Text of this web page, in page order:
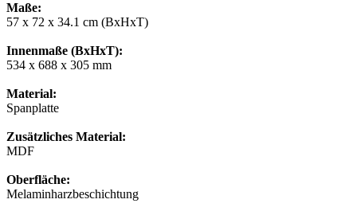
Maße:
57 x 72 x 34.1 cm (BxHxT)
Innenmaße (BxHxT):
534 x 688 x 305 mm
Material:
Spanplatte
Zusätzliches Material:
MDF
Oberfläche:
Melaminharzbeschichtung